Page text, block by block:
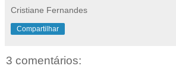
Cristiane Fernandes
Compartilhar
3 comentários: